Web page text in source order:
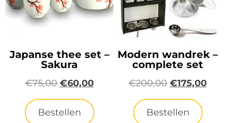
Japanse thee set –
Sakura
€75,00 €60,00
Bestellen
Modern wandrek –
complete set
€200,00 €175,00
Bestellen